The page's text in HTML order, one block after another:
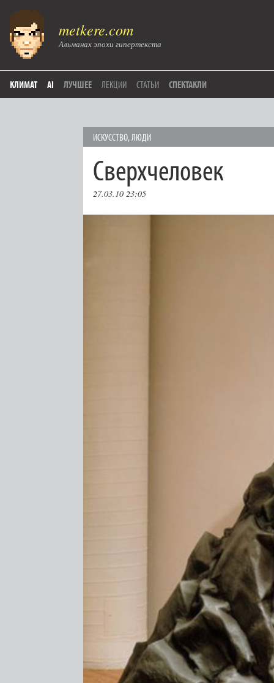
metkere.com
Альманах эпохи гипертекста
КЛИМАТ AI ЛУЧШЕЕ ЛЕКЦИИ СТАТЬИ СПЕКТАКЛИ
ИСКУССТВО,ЛЮДИ
Сверхчеловек
27.03.10 23:05